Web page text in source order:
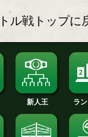
ダ再起戦